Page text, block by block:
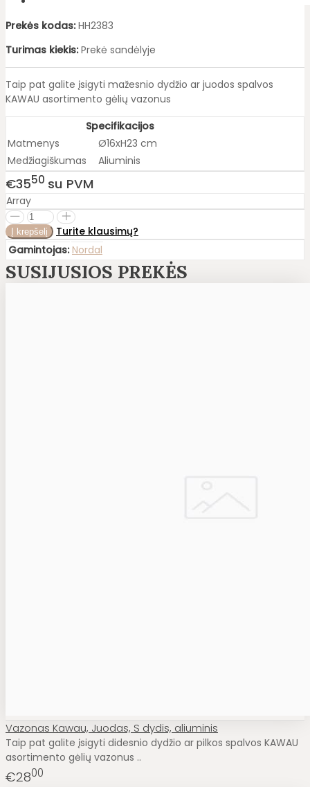
Prekės kodas: HH2383
Turimas kiekis: Prekė sandėlyje
Taip pat galite įsigyti mažesnio dydžio ar juodos spalvos
KAWAU asortimento gėlių vazonus
Specifikacijos
Matmenys
Ø16xH23 cm
Medžiagiškumas
Aliuminis
€3550 su PVM
Array
Turite klausimų?
Gamintojas: Nordal
SUSIJUSIOS PREKĖS
Vazonas Kawau, Juodas, S dydis, aliuminis
Taip pat galite įsigyti didesnio dydžio ar pilkos spalvos KAWAU
asortimento gėlių vazonus ..
€2800